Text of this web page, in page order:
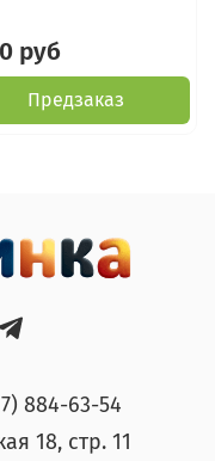
руб
Предзаказ
884-63-54
18, стр. 11